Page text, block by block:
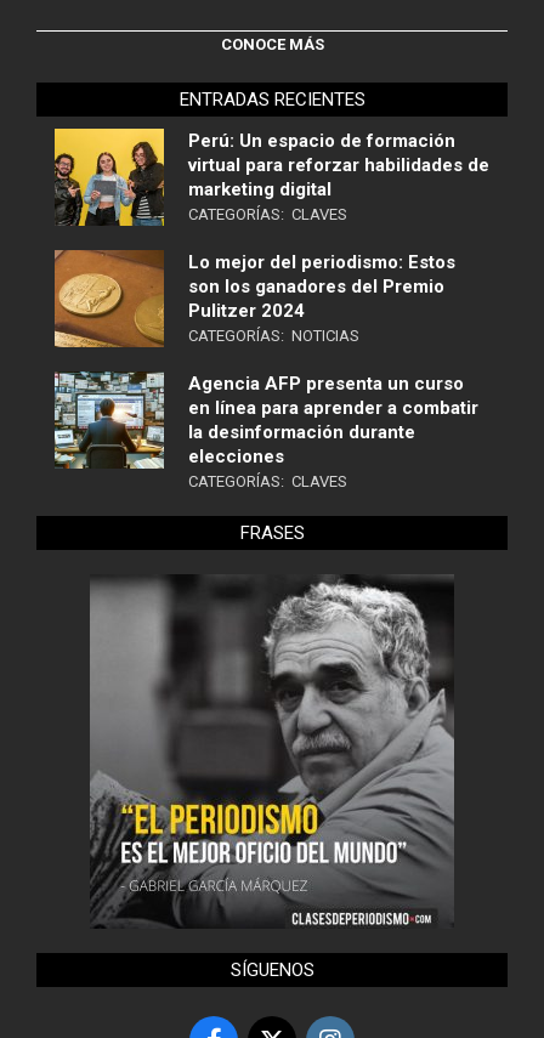
CONOCE MÁS
ENTRADAS RECIENTES
Perú: Un espacio de formación
virtual para reforzar habilidades de
marketing digital
CATEGORÍAS: CLAVES
Lo mejor del periodismo: Estos
son los ganadores del Premio
Pulitzer 2024
CATEGORÍAS: NOTICIAS
Agencia AFP presenta un curso
en línea para aprender a combatir
la desinformación durante
elecciones
CATEGORÍAS: CLAVES
FRASES
SÍGUENOS